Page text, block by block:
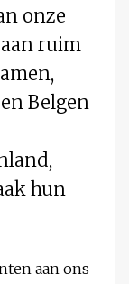
onze
ruim
Belgen
hun
aan ons